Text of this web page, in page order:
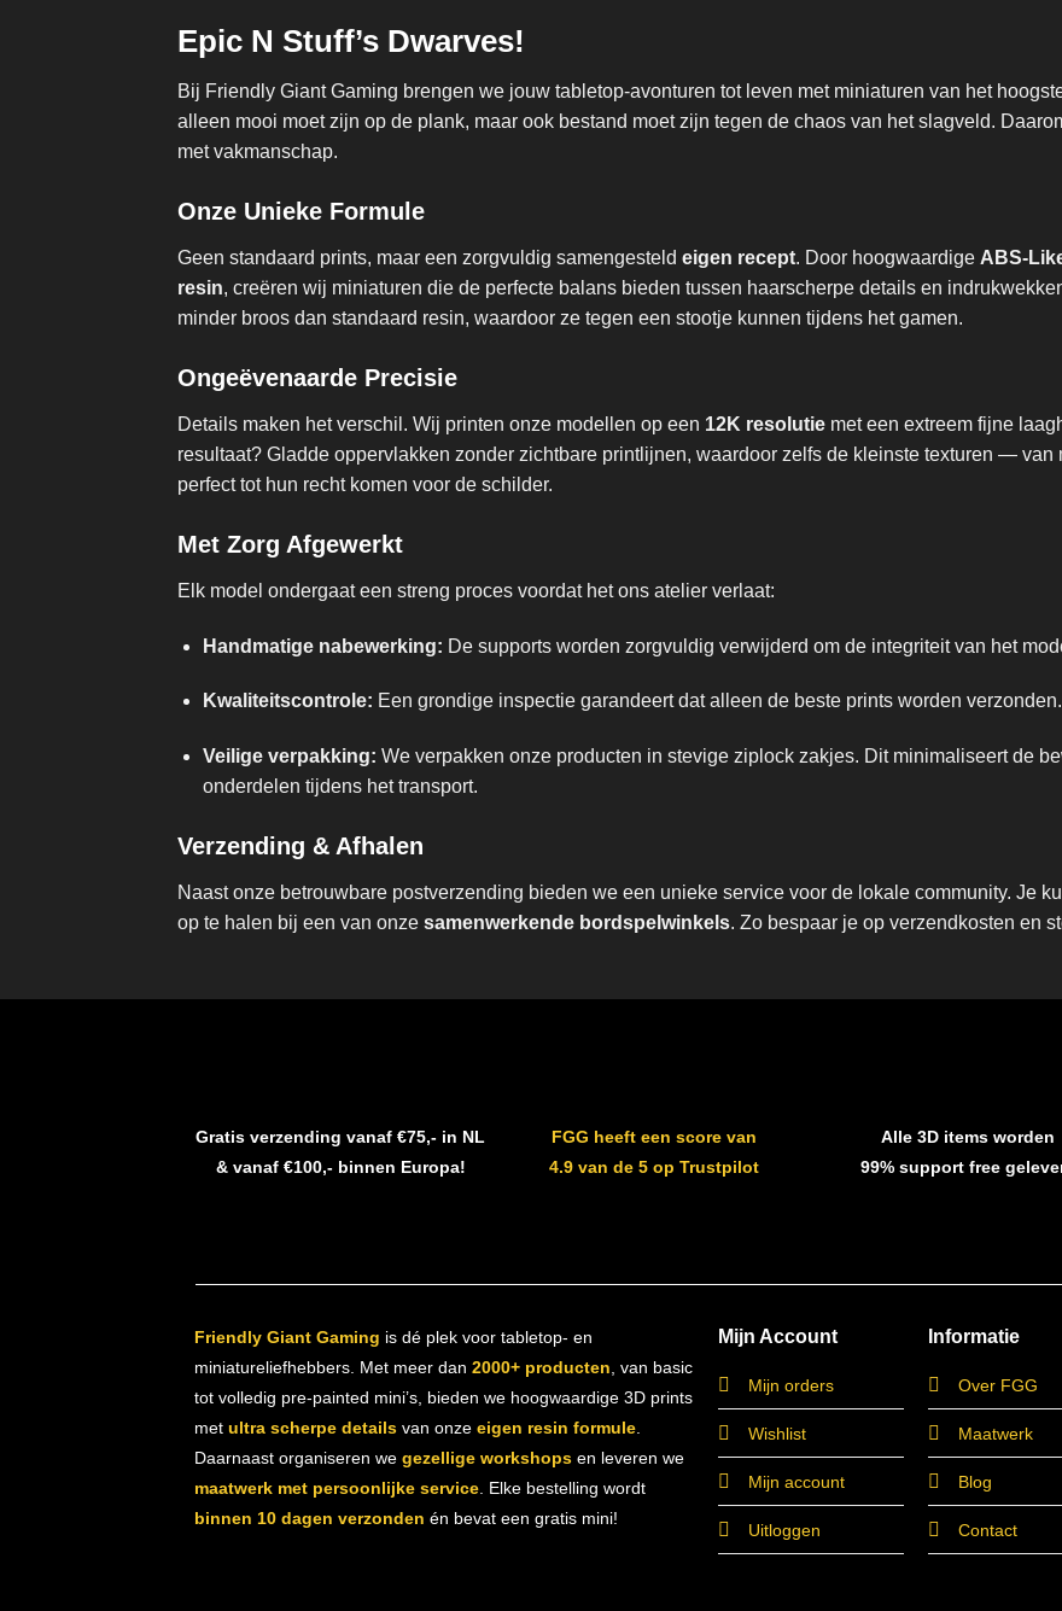
Epic N Stuff’s Dwarves!
Bij Friendly Giant Gaming brengen we jouw tabletop-avonturen tot leven met miniaturen van het
alleen mooi moet zijn op de plank, maar ook bestand moet zijn tegen de chaos van het slagveld.
met vakmanschap.
Onze Unieke Formule
Geen standaard prints, maar een zorgvuldig samengesteld eigen recept. Door hoogwaardige ABS-
resin, creëren wij miniaturen die de perfecte balans bieden tussen haarscherpe details en
minder broos dan standaard resin, waardoor ze tegen een stootje kunnen tijdens het gamen.
Ongeëvenaarde Precisie
Details maken het verschil. Wij printen onze modellen op een 12K resolutie met een extreem fijne
resultaat? Gladde oppervlakken zonder zichtbare printlijnen, waardoor zelfs de kleinste texturen —
perfect tot hun recht komen voor de schilder.
Met Zorg Afgewerkt
Elk model ondergaat een streng proces voordat het ons atelier verlaat:
Handmatige nabewerking: De supports worden zorgvuldig verwijderd om de integriteit van het
Kwaliteitscontrole: Een grondige inspectie garandeert dat alleen de beste prints worden verzonden.
Veilige verpakking: We verpakken onze producten in stevige ziplock zakjes. Dit minimaliseert de
onderdelen tijdens het transport.
Verzending & Afhalen
Naast onze betrouwbare postverzending bieden we een unieke service voor de lokale community. Je
op te halen bij een van onze samenwerkende bordspelwinkels. Zo bespaar je op verzendkosten en
Gratis verzending vanaf €75,- in NL
& vanaf €100,- binnen Europa!
FGG heeft een score van
4.9 van de 5 op Trustpilot
Alle 3D items worden
99% support free
Friendly Giant Gaming is dé plek voor tabletop- en
miniatureliefhebbers. Met meer dan 2000+ producten , van basic
tot volledig pre-painted mini’s, bieden we hoogwaardige 3D prints
met ultra scherpe detailsvan onze eigen resin formule.
Daarnaast organiseren we gezellige workshopsen leveren we
maatwerk met persoonlijke service. Elke bestelling wordt
binnen 10 dagen verzonden én bevat een gratis mini!
Mijn Account
Mijn orders
Wishlist
Mijn account
Uitloggen
Informatie
Over FGG
Maatwerk
Blog
Contact